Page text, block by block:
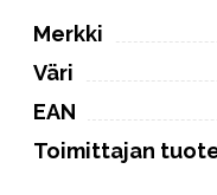
Merkki
Väri
EAN
Toimittajan